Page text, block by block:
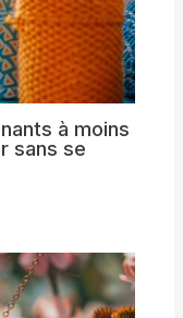
à moins
sans se